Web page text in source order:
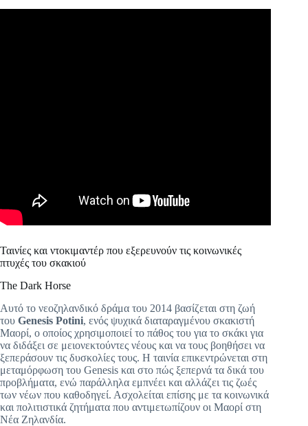
Ταινίες και ντοκιμαντέρ που εξερευνούν τις κοινωνικές
πτυχές του σκακιού
The Dark Horse
Αυτό το νεοζηλανδικό δράμα του 2014 βασίζεται στη ζωή
του Genesis Potini, ενός ψυχικά διαταραγμένου σκακιστή
Μαορί, ο οποίος χρησιμοποιεί το πάθος του για το σκάκι για
να διδάξει σε μειονεκτούντες νέους και να τους βοηθήσει να
ξεπεράσουν τις δυσκολίες τους. Η ταινία επικεντρώνεται στη
μεταμόρφωση του Genesis και στο πώς ξεπερνά τα δικά του
προβλήματα, ενώ παράλληλα εμπνέει και αλλάζει τις ζωές
των νέων που καθοδηγεί. Ασχολείται επίσης με τα κοινωνικά
και πολιτιστικά ζητήματα που αντιμετωπίζουν οι Μαορί στη
Νέα Ζηλανδία.